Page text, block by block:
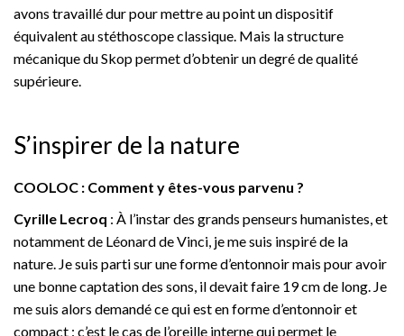
avons travaillé dur pour mettre au point un dispositif
équivalent au stéthoscope classique. Mais la structure
mécanique du Skop permet d’obtenir un degré de qualité
supérieure.
S’inspirer de la nature
COOLOC : Comment y êtes-vous parvenu ?
Cyrille Lecroq : À l’instar des grands penseurs humanistes, et
notamment de Léonard de Vinci, je me suis inspiré de la
nature. Je suis parti sur une forme d’entonnoir mais pour avoir
une bonne captation des sons, il devait faire 19 cm de long. Je
me suis alors demandé ce qui est en forme d’entonnoir et
compact : c’est le cas de l’oreille interne qui permet le